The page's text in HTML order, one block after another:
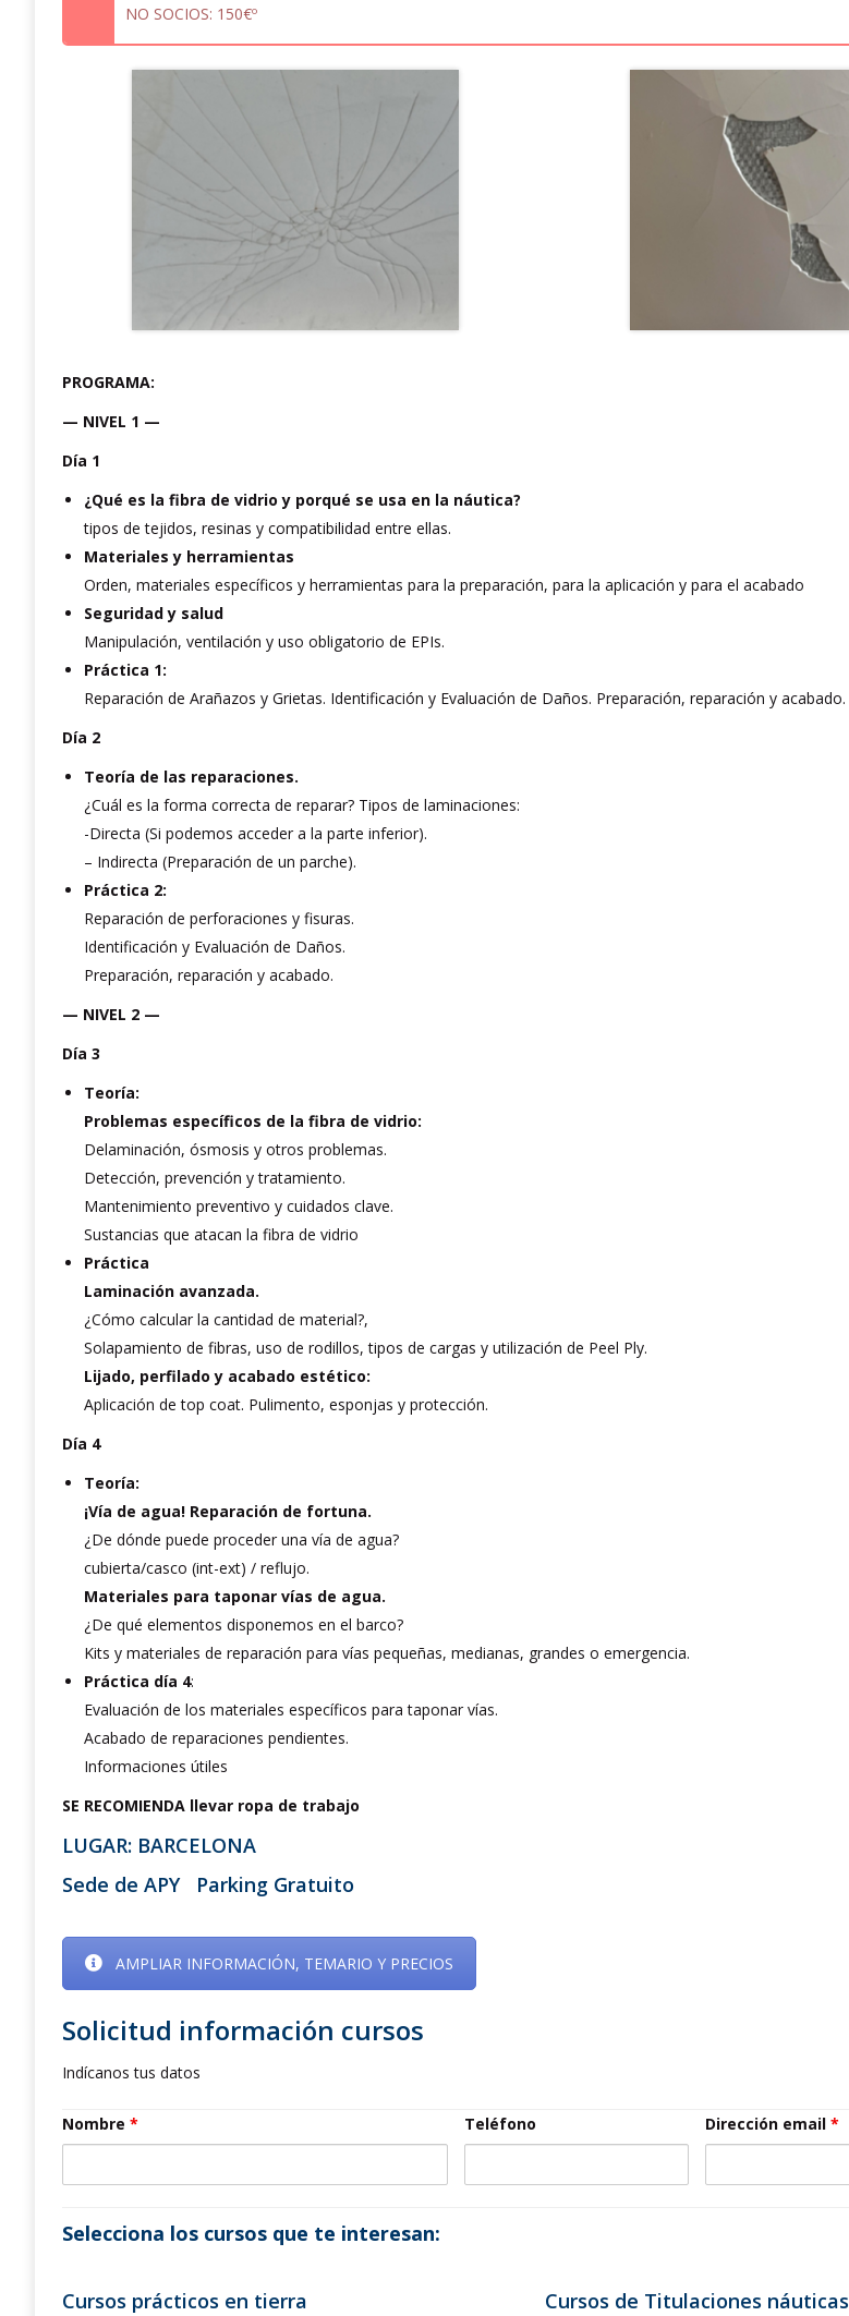
NO SOCIOS: 150€º
PROGRAMA:
— NIVEL 1 —
Día 1
¿Qué es la fibra de vidrio y porqué se usa en la náutica?
tipos de tejidos, resinas y compatibilidad entre ellas.
Materiales y herramientas
Orden, materiales específicos y herramientas para la preparación, para la aplicación y para el acabado
Seguridad y salud
Manipulación, ventilación y uso obligatorio de EPIs.
Práctica 1:
Reparación de Arañazos y Grietas. Identificación y Evaluación de Daños. Preparación, reparación y acabado.
Día 2
Teoría de las reparaciones.
¿Cuál es la forma correcta de reparar? Tipos de laminaciones:
-Directa (Si podemos acceder a la parte inferior).
– Indirecta (Preparación de un parche).
Práctica 2:
Reparación de perforaciones y fisuras.
Identificación y Evaluación de Daños.
Preparación, reparación y acabado.
— NIVEL 2 —
Día 3
Teoría:
Problemas específicos de la fibra de vidrio:
Delaminación, ósmosis y otros problemas.
Detección, prevención y tratamiento.
Mantenimiento preventivo y cuidados clave.
Sustancias que atacan la fibra de vidrio
Práctica
Laminación avanzada.
¿Cómo calcular la cantidad de material?,
Solapamiento de fibras, uso de rodillos, tipos de cargas y utilización de Peel Ply.
Lijado, perfilado y acabado estético:
Aplicación de top coat. Pulimento, esponjas y protección.
Día 4
Teoría:
¡Vía de agua! Reparación de fortuna.
¿De dónde puede proceder una vía de agua?
cubierta/casco (int-ext) / reflujo.
Materiales para taponar vías de agua.
¿De qué elementos disponemos en el barco?
Kits y materiales de reparación para vías pequeñas, medianas, grandes o emergencia.
Práctica día 4:
Evaluación de los materiales específicos para taponar vías.
Acabado de reparaciones pendientes.
Informaciones útiles
SE RECOMIENDA llevar ropa de trabajo
LUGAR: BARCELONA
Sede de APY
Parking Gratuito
AMPLIAR INFORMACIÓN, TEMARIO Y PRECIOS
Solicitud información cursos
Indícanos tus datos
Nombre * Teléfono Dirección email*
Selecciona los cursos que te interesan:
Cursos prácticos en tierra Cursos de Titulaciones náuticas